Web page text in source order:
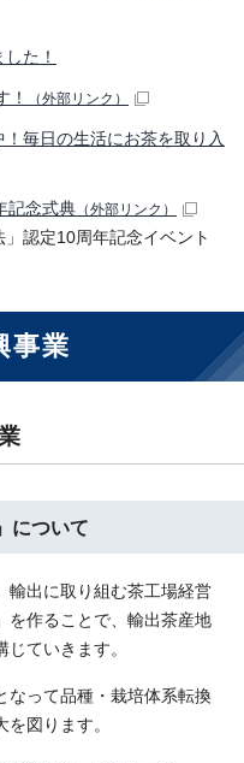
た！
！ （外部リンク）
毎日の生活にお茶を取り入
記念式典 （外部リンク）
認定10周年記念イベント
事業
について
出に取り組む茶工場経営
を作ることで、輸出茶産地
ていきます。
って品種・栽培体系転換
図ります。